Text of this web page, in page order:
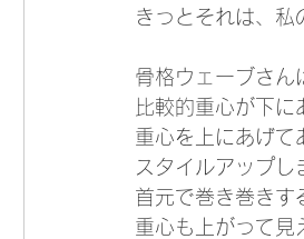
きっとそれは、私
骨格ウェーブさん
比較的重心が下に
重心を上にあげて
スタイルアップし
首元で巻き巻きす
重心も上がって見